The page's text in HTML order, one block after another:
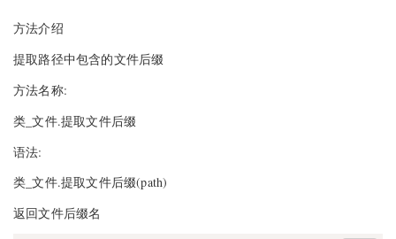
方法介绍
提取路径中包含的文件后缀
方法名称:
类_文件.提取文件后缀
语法:
类_文件.提取文件后缀(path)
返回文件后缀名